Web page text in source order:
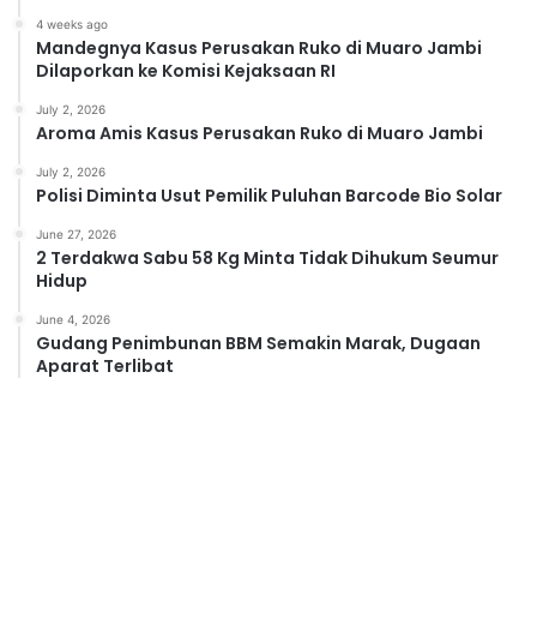
4 weeks ago
Mandegnya Kasus Perusakan Ruko di Muaro Jambi
Dilaporkan ke Komisi Kejaksaan RI
July 2, 2026
Aroma Amis Kasus Perusakan Ruko di Muaro Jambi
July 2, 2026
Polisi Diminta Usut Pemilik Puluhan Barcode Bio Solar
June 27, 2026
2 Terdakwa Sabu 58 Kg Minta Tidak Dihukum Seumur
Hidup
June 4, 2026
Gudang Penimbunan BBM Semakin Marak, Dugaan
Aparat Terlibat